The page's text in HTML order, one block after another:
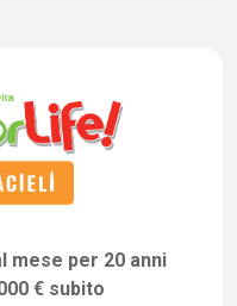
mese per 20 anni
€ subito